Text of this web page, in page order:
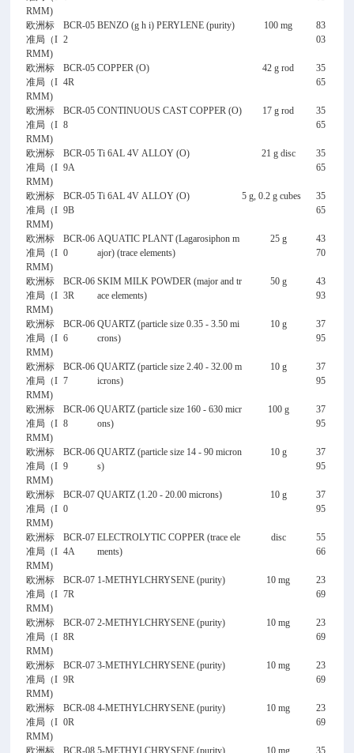
RMM)
欧洲标
准局（I
RMM)
BCR-05
2
BENZO (g h i) PERYLENE (purity) 100 mg
83
03
欧洲标
准局（I
RMM)
BCR-05
4R
COPPER (O) 42 g rod
35
65
欧洲标
准局（I
RMM)
BCR-05
8
CONTINUOUS CAST COPPER (O) 17 g rod
35
65
欧洲标
准局（I
RMM)
BCR-05
9A
Ti 6AL 4V ALLOY (O) 21 g disc
35
65
欧洲标
准局（I
RMM)
BCR-05
9B
Ti 6AL 4V ALLOY (O) 5 g, 0.2 g cubes
35
65
欧洲标
准局（I
RMM)
BCR-06
0
AQUATIC PLANT (Lagarosiphon m
ajor) (trace elements)
25 g
43
70
欧洲标
准局（I
RMM)
BCR-06
3R
SKIM MILK POWDER (major and tr
ace elements)
50 g
43
93
欧洲标
准局（I
RMM)
BCR-06
6
QUARTZ (particle size 0.35 - 3.50 mi
crons)
10 g
37
95
欧洲标
准局（I
RMM)
BCR-06
7
QUARTZ (particle size 2.40 - 32.00 m
icrons)
10 g
37
95
欧洲标
准局（I
RMM)
BCR-06
8
QUARTZ (particle size 160 - 630 micr
ons)
100 g
37
95
欧洲标
准局（I
RMM)
BCR-06
9
QUARTZ (particle size 14 - 90 micron
s)
10 g
37
95
欧洲标
准局（I
RMM)
BCR-07
0
QUARTZ (1.20 - 20.00 microns) 10 g
37
95
欧洲标
准局（I
RMM)
BCR-07
4A
ELECTROLYTIC COPPER (trace ele
ments)
disc
55
66
欧洲标
准局（I
RMM)
BCR-07
7R
1-METHYLCHRYSENE (purity) 10 mg
23
69
欧洲标
准局（I
RMM)
BCR-07
8R
2-METHYLCHRYSENE (purity) 10 mg
23
69
欧洲标
准局（I
RMM)
BCR-07
9R
3-METHYLCHRYSENE (purity) 10 mg
23
69
欧洲标
准局（I
RMM)
BCR-08
0R
4-METHYLCHRYSENE (purity) 10 mg
23
69
欧洲标 BCR-08 5-METHYLCHRYSENE (purity) 10 mg 35